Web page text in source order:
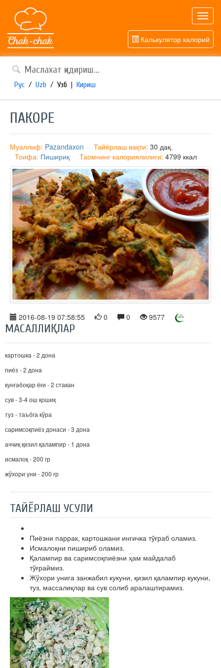
Калькулятор калорий
Рус / Uzb / Узб | Кириш
ПАКОРЕ
Муаллиф: Pazandaxon Тайёрлаш вақти: 30 дақ.
Тоифа: Пишириқ Таомнинг калориялилиги: 4799 ккал
2016-08-19 07:58:55 0 0 9577
МАСАЛЛИҚЛАР
картошка - 2 дона
пиёз - 2 дона
кунгабоқар ёғи - 2 стакан
сув - 3-4 ош қошиқ
туз - таъбга кўра
саримсоқпиёз донаси - 3 дона
аччиқ қизил қалампир - 1 дона
исмалоқ - 200 гр
жўхори уни - 200 гр
ТАЙЁРЛАШ УСУЛИ
Пиёзни паррак, картошкани ингичка тўғраб оламиз.
Исмалоқни пишириб оламиз.
Қалампир ва саримсоқпиёзни ҳам майдалаб
тўғраймиз.
Жўхори унига занжабил кукуни, қизил қалампир кукуни,
туз, массалиқлар ва сув солиб аралаштирамиз.